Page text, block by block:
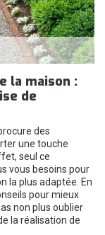
la maison :
de
des
une touche
seul ce
vous besoins pour
la plus adaptée. En
pour mieux
non plus oublier
la réalisation de